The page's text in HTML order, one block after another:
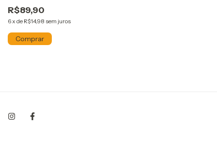
R$89,90
6x de R$14,98 sem juros